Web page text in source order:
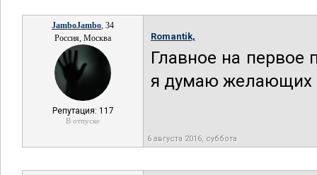
JamboJambo, 34
Россия, Москва
Репутация: 117
В отпуске
Romantik,
Главное на первое
я думаю желающих
6 августа 2016, суббота